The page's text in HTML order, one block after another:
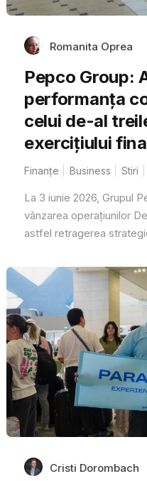
Romanita Oprea
Pepco Group:
performanța
celui de-al
exercițiului
Finanțe Business Stiri
La 3 iunie 2026, Grupul
vânzarea operațiunilor
astfel retragerea
Cristi Dorombach